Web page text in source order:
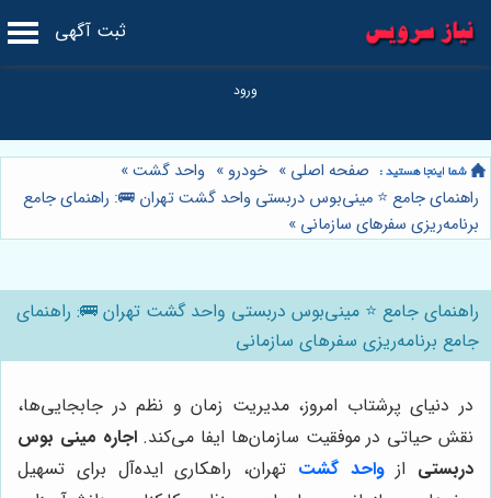
ثبت آگهی
صفحه اصلی » خودرو » واحد گشت»
راهنمای جامع ⭐️ مینی‌بوس دربستی واحد گشت تهران 🚌: راهنمای جامع
برنامه‌ریزی سفرهای سازمانی »
راهنمای جامع ⭐️ مینی‌بوس دربستی واحد گشت تهران 🚌: راهنمای
جامع برنامه‌ریزی سفرهای سازمانی
در دنیای پرشتاب امروز، مدیریت زمان و نظم در جابجایی‌ها،
نقش حیاتی در موفقیت سازمان‌ها ایفا می‌کند.اجاره مینی بوس
دربستی ازواحد گشت تهران، راهکاری ایده‌آل برای تسهیل